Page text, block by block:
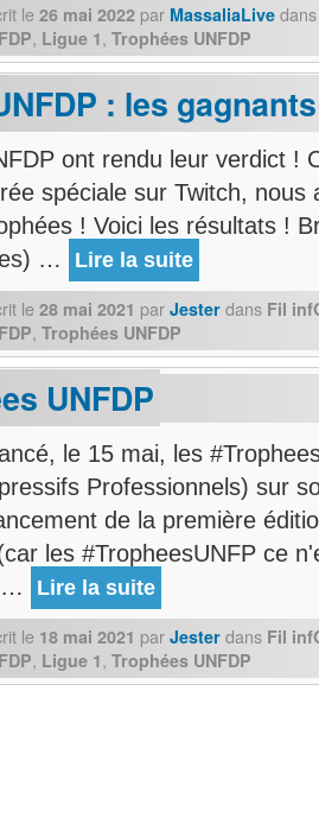
le 26 mai 2022 par MassaliaLive dans
, Ligue 1, Trophées UNFDP
: les
ont rendu leur verdict !
spéciale sur Twitch, nous
! Voici les résultats !
…
Lire la suite
le 28 mai 2021 par Jester dans Fil
, Trophées UNFDP
UNFDP
le 15 mai, les
Professionnels) sur
de la première
les #TropheesUNFP ce
…
Lire la suite
le 18 mai 2021 par Jester dans Fil
, Ligue 1, Trophées UNFDP